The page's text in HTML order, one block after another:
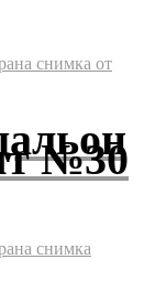
№30